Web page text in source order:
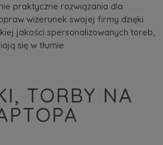
praktyczne rozwiązania dla
wizerunek swojej firmy dzięki
jakości spersonalizowanych toreb,
się w tłumie.
TORBY NA